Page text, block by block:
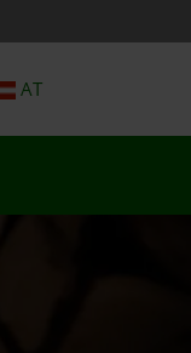
AT